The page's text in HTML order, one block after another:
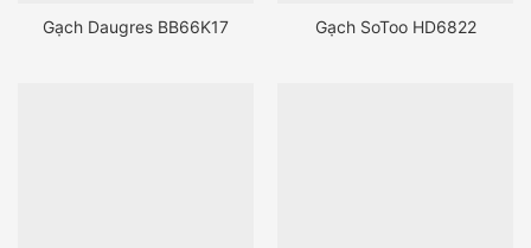
Gạch Daugres BB66K17 Gạch SoToo HD6822